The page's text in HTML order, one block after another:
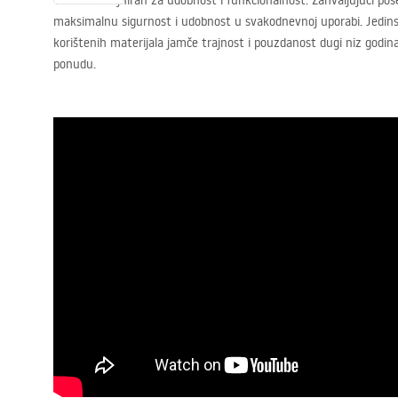
maksimalnu sigurnost i udobnost u svakodnevnoj uporabi.
korištenih materijala jamče trajnost i pouzdanost dugi niz
ponudu.